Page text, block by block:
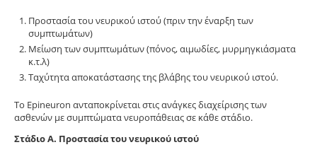
Προστασία του νευρικού ιστού (πριν την έναρξη των
συμπτωμάτων)
Μείωση των συμπτωμάτων (πόνος, αιμωδίες, μυρμηγκιάσματα
κ.τ.λ)
Ταχύτητα αποκατάστασης της βλάβης του νευρικού ιστού.
Το Epineuron ανταποκρίνεται στις ανάγκες διαχείρισης των
ασθενών με συμπτώματα νευροπάθειας σε κάθε στάδιο.
Στάδιο Α. Προστασία του νευρικού ιστού